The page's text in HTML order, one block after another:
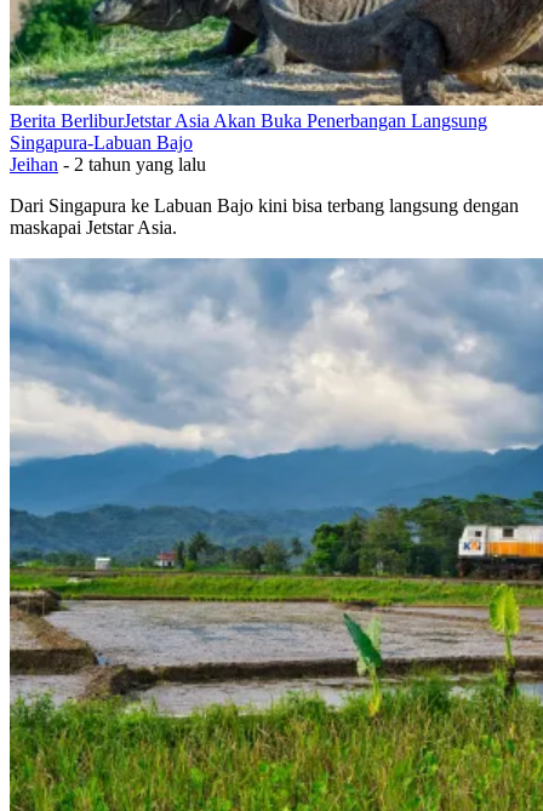
Berita BerliburJetstar Asia Akan Buka Penerbangan Langsung
Singapura-Labuan Bajo
Jeihan - 2 tahun yang lalu
Dari Singapura ke Labuan Bajo kini bisa terbang langsung dengan
maskapai Jetstar Asia.